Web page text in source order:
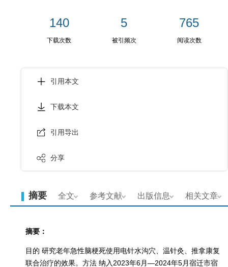
140 5 765
下载次数 被引频次 阅读次数
引用本文
下载本文
引用导出
分享
摘要 全文 参考文献 出版信息 相关文章
摘要：
目的 研究老年急性脑梗死使用电针水沟穴、温针灸、推拿康复
联合治疗的效果。方法 纳入2023年6月—2024年5月宿迁市宿